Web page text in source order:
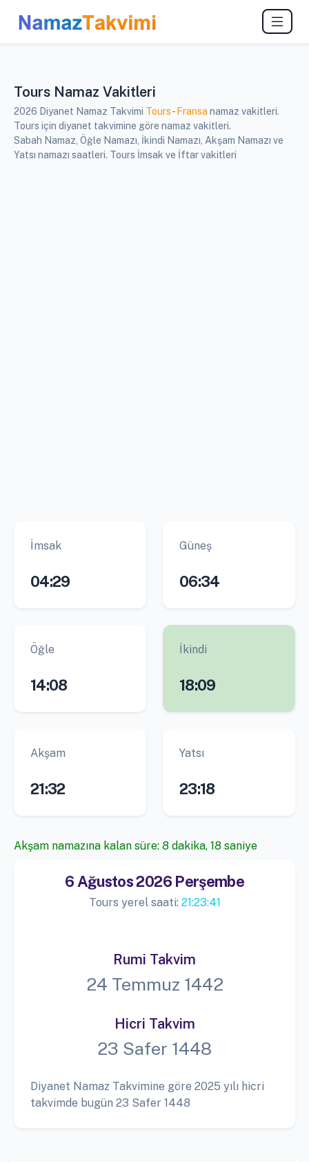
Tours Namaz Vakitleri
2026 Diyanet Namaz Takvimi Tours- Fransa namaz vakitleri.
Tours için diyanet takvimine göre namaz vakitleri.
Sabah Namaz, Öğle Namazı, İkindi Namazı, Akşam Namazı ve
Yatsı namazı saatleri. Tours İmsak ve İftar vakitleri
İmsak
04:29
Güneş
06:34
Öğle
14:08
İkindi
18:09
Akşam
21:32
Yatsı
23:18
Akşam namazına kalan süre: 8 dakika, 18 saniye
6 Ağustos 2026 Perşembe
Tours yerel saati: 21:23:41
Rumi Takvim
24 Temmuz 1442
Hicri Takvim
23 Safer 1448
Diyanet Namaz Takvimine göre 2025 yılı hicri
takvimde bugün 23 Safer 1448